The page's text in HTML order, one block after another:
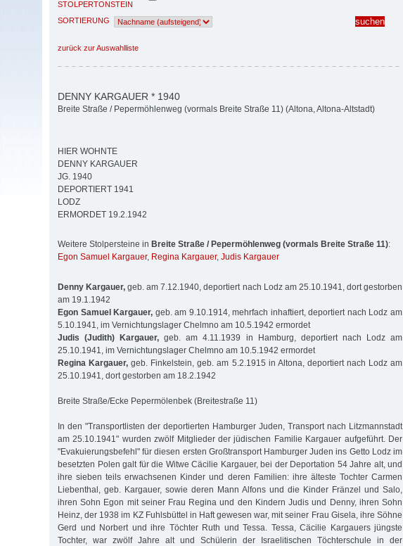
STOLPERTONSTEIN
SORTIERUNG
zurück zur Auswahlliste
DENNY KARGAUER * 1940
Breite Straße / Pepermöhlenweg (vormals Breite Straße 11) (Altona, Altona-Altstadt)
HIER WOHNTE
DENNY KARGAUER
JG. 1940
DEPORTIERT 1941
LODZ
ERMORDET 19.2.1942
Weitere Stolpersteine in Breite Straße / Pepermöhlenweg (vormals Breite Straße 11):
Egon Samuel Kargauer, Regina Kargauer, Judis Kargauer
Denny Kargauer, geb. am 7.12.1940, deportiert nach Lodz am 25.10.1941, dort gestorben
am 19.1.1942
Egon Samuel Kargauer, geb. am 9.10.1914, mehrfach inhaftiert, deportiert nach Lodz am
5.10.1941, im Vernichtungslager Chelmno am 10.5.1942 ermordet
Judis (Judith) Kargauer, geb. am 4.11.1939 in Hamburg, deportiert nach Lodz am
25.10.1941, im Vernichtungslager Chelmno am 10.5.1942 ermordet
Regina Kargauer, geb. Finkelstein, geb. am 5.2.1915 in Altona, deportiert nach Lodz am
25.10.1941, dort gestorben am 18.2.1942
Breite Straße/Ecke Pepermölenbek (Breitestraße 11)
In den "Transportlisten der deportierten Hamburger Juden, Transport nach Litzmannstadt
am 25.10.1941" wurden zwölf Mitglieder der jüdischen Familie Kargauer aufgeführt. Der
"Evakuierungsbefehl" für diesen ersten Großtransport Hamburger Juden ins Getto Lodz im
besetzten Polen galt für die Witwe Cäcilie Kargauer, bei der Deportation 54 Jahre alt, und
ihre sieben teils erwachsenen Kinder und deren Familien: ihre älteste Tochter Carmen
Liebenthal, geb. Kargauer, sowie deren Mann Alfons und die Kinder Fränzel und Salo,
ihren Sohn Egon mit seiner Frau Regina und den Kindern Judis und Denny, ihren Sohn
Heinz, der 1938 im KZ Fuhlsbüttel in Haft gewesen war, mit seiner Frau Gisela, ihre Söhne
Gerd und Norbert und ihre Töchter Ruth und Tessa. Tessa, Cäcilie Kargauers jüngste
Tochter, war zwölf Jahre alt und Schülerin der Israelitischen Töchterschule in der